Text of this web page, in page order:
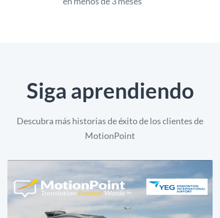
Siga aprendiendo
Descubra más historias de éxito de los clientes de
MotionPoint